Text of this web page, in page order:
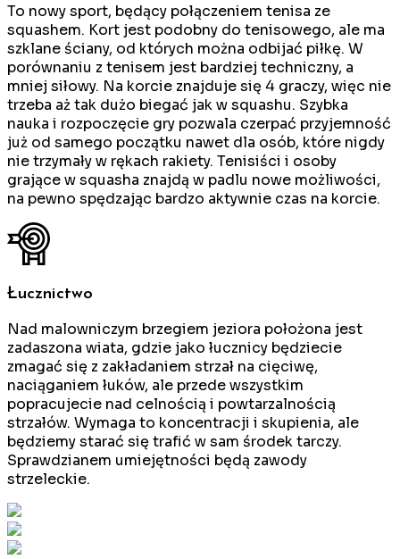
To nowy sport, będący połączeniem tenisa ze
squashem. Kort jest podobny do tenisowego, ale ma
szklane ściany, od których można odbijać piłkę. W
porównaniu z tenisem jest bardziej techniczny, a
mniej siłowy. Na korcie znajduje się 4 graczy, więc nie
trzeba aż tak dużo biegać jak w squashu. Szybka
nauka i rozpoczęcie gry pozwala czerpać przyjemność
już od samego początku nawet dla osób, które nigdy
nie trzymały w rękach rakiety. Tenisiści i osoby
grające w squasha znajdą w padlu nowe możliwości,
na pewno spędzając bardzo aktywnie czas na korcie.
Łucznictwo
Nad malowniczym brzegiem jeziora położona jest
zadaszona wiata, gdzie jako łucznicy będziecie
zmagać się z zakładaniem strzał na cięciwę,
naciąganiem łuków, ale przede wszystkim
popracujecie nad celnością i powtarzalnością
strzałów. Wymaga to koncentracji i skupienia, ale
będziemy starać się trafić w sam środek tarczy.
Sprawdzianem umiejętności będą zawody
strzeleckie.